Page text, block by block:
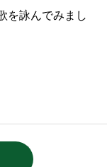
を詠んでみまし